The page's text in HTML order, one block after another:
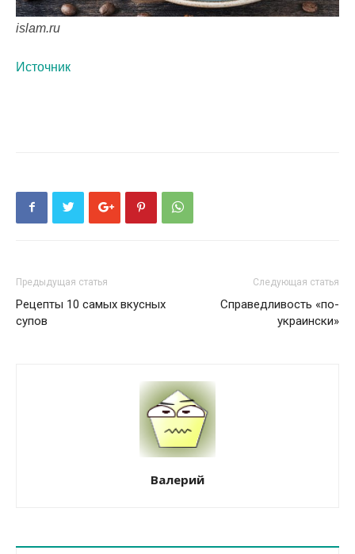
islam.ru
Источник
Предыдущая статья
Рецепты 10 самых вкусных
супов
Следующая статья
Справедливость «по-
украински»
Валерий